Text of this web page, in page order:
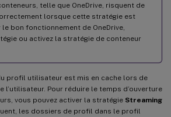
telle que OneDrive, risquent de
lorsque cette stratégie est
bon fonctionnement de OneDrive,
ou activez la stratégie de conteneur
profil utilisateur est mis en cache lors de
l’utilisateur. Pour réduire le temps d’ouverture
vous pouvez activer la stratégie Streaming
les dossiers de profil dans le profil